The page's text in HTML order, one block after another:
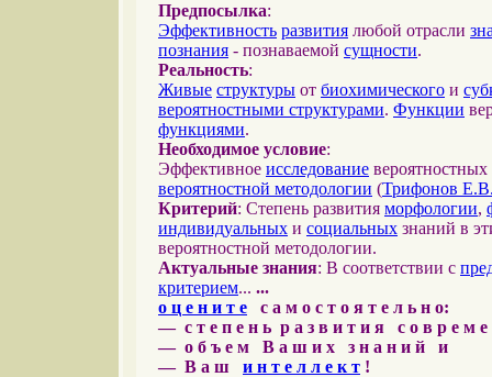
Предпосылка:
Эффективность развития любой отрасли
познания - познаваемой сущности.
Реальность:
Живые структуры от биохимического и
вероятностными структурами. Функции
функциями.
Необходимое условие:
Эффективное исследование
вероятностной методологии (Трифонов
Критерий: Степень развития морфологии,
индивидуальных и социальных знаний в
вероятностной методологии.
Актуальные знания: В соответствии с
критерием... ...
о ц е н и т е с а м о с т о я т е л ь н о:
— с т е п е н ь р а з в и т и я с о в р е м
— о б ъ е м В а ш и х з н а н и й и
— В а ш и н т е л л е к т !